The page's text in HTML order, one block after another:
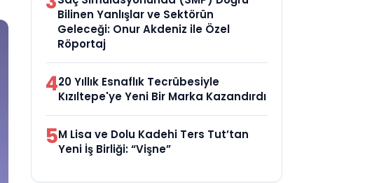
Bilinen Yanlışlar ve Sektörün
Geleceği: Onur Akdeniz ile Özel
Röportaj
420 Yıllık Esnaflık Tecrübesiyle
Kızıltepe'ye Yeni Bir Marka Kazandırdı
5M Lisa ve Dolu Kadehi Ters Tut’tan
Yeni İş Birliği: “Vişne”